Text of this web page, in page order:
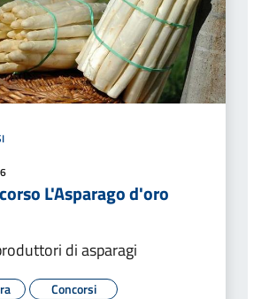
L'Asparago d'oro
di asparagi
Concorsi